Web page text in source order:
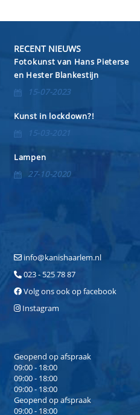
RECENT NIEUWS
Fotokunst van Hans Pieterse
en Hester Blankestijn
15-07-2023
Kunst in lockdown?!
15-03-2021
Lampen
27-10-2020
info@kanishaarlem.nl
023 - 525 78 87
Volg ons ook op facebook
Instagram
Geopend op afspraak
09:00 - 18:00
09:00 - 18:00
09:00 - 18:00
Geopend op afspraak
09:00 - 18:00